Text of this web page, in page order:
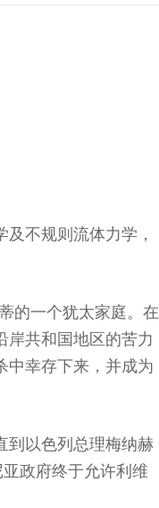
不规则流体力学，
的一个犹太家庭。在
岸共和国地区的苦力
中幸存下来，并成为
到以色列总理梅纳赫
政府终于允许利维